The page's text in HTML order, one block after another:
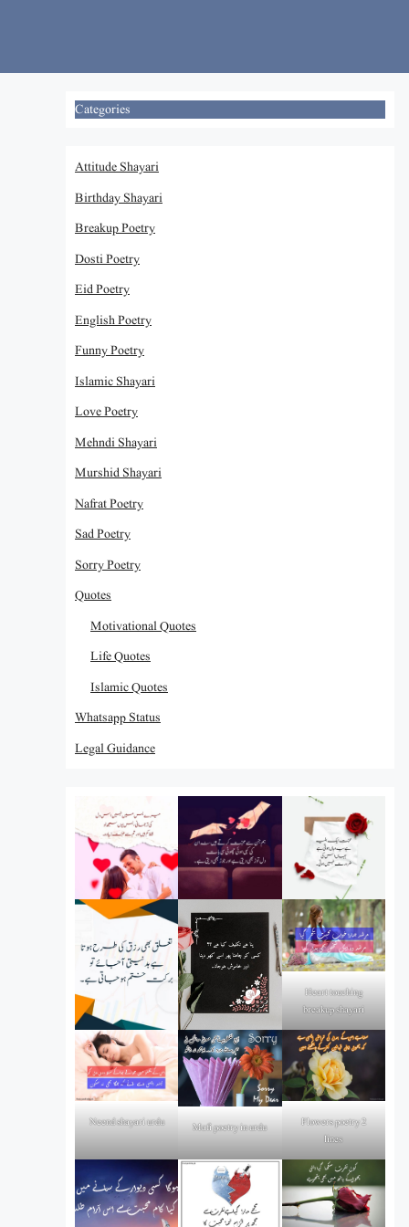
Categories
Attitude Shayari
Birthday Shayari
Breakup Poetry
Dosti Poetry
Eid Poetry
English Poetry
Funny Poetry
Islamic Shayari
Love Poetry
Mehndi Shayari
Murshid Shayari
Nafrat Poetry
Sad Poetry
Sorry Poetry
Quotes
Motivational Quotes
Life Quotes
Islamic Quotes
Whatsapp Status
Legal Guidance
Heart touching
breakup shayari
Neend shayari urdu Mafi poetry in urdu
Flowers poetry 2
lines